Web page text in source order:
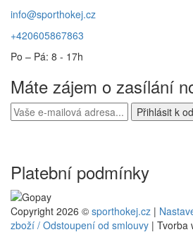
info@sporthokej.cz
+420605867863
Po – Pá: 8 - 17h
Máte zájem o zasílání
Platební podmínky
Copyright 2026 © sporthokej.cz |
zboží / Odstoupení od smlouvy | Tvorba